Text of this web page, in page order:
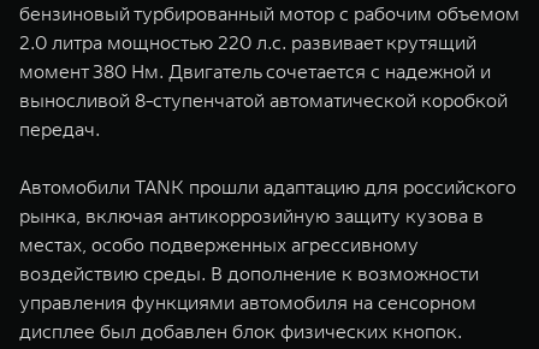
бензиновый турбированный мотор с рабочим объемом
2.0 литра мощностью 220 л.с. развивает крутящий
момент 380 Нм. Двигатель сочетается с надежной и
выносливой 8-ступенчатой автоматической коробкой
передач.
Автомобили TANK прошли адаптацию для российского
рынка, включая антикоррозийную защиту кузова в
местах, особо подверженных агрессивному
воздействию среды. В дополнение к возможности
управления функциями автомобиля на сенсорном
дисплее был добавлен блок физических кнопок.